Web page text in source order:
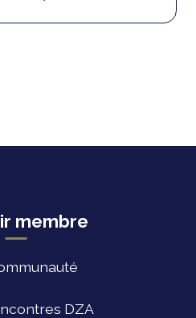
membre
DZA